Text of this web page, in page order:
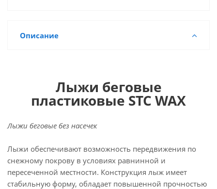
Описание
Лыжи беговые
пластиковые STC WAX
Лыжи беговые без насечек
Лыжи обеспечивают возможность передвижения по
снежному покрову в условиях равнинной и
пересеченной местности. Конструкция лыж имеет
стабильную форму, обладает повышенной прочностью